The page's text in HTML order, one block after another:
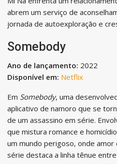
abrem um serviço de
jornada de autoexploração e
Somebody
Ano de lançamento: 2022
Disponível em: Netflix
Em Somebody, uma
aplicativo de namoro que se
de um assassino em série.
que mistura romance e
um mundo perigoso, onde
série destaca a linha tênue